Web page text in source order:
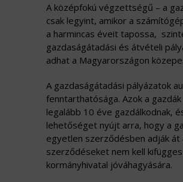
A középfokú végzettségű – a
csak legyint, amikor a
a harmincas éveit tapossa,
gazdaságátadási és átvételi
adhat a Magyarországon
A gazdaságátadási pályázatok
fenntarthatósága. Azok a
legalább 10 éve gazdálkodnak,
lehetőséget nyújt arra, hogy a
egyetlen szerződésben adják át
szerződéseket nem kell
kormányhivatal jóváhagyására.